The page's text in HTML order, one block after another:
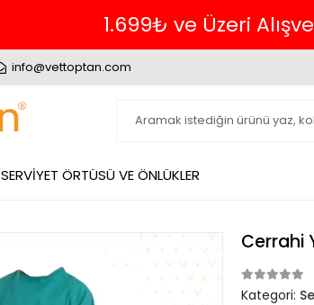
1.699₺ ve Üzeri
info@vettoptan.com
SERVİYET ÖRTÜSÜ VE ÖNLÜKLER
Cerrahi
Kategori: